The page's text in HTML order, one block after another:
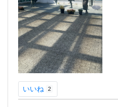
いいね 2